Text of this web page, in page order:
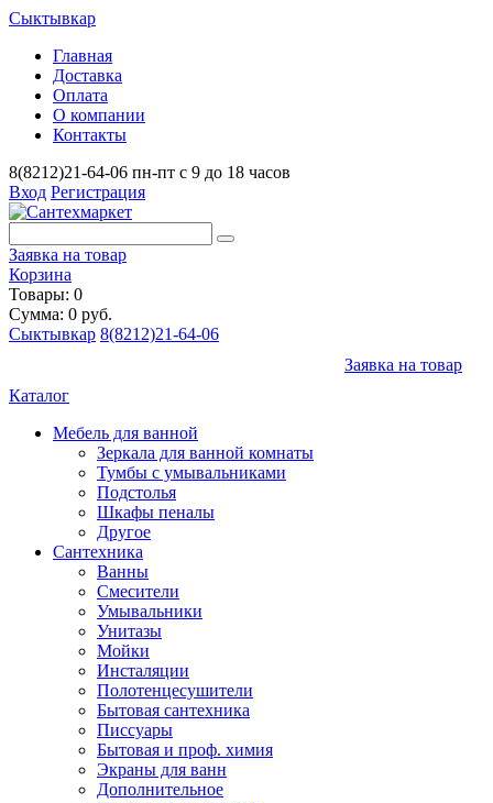
Сыктывкар
Главная
Доставка
Оплата
О компании
Контакты
8(8212)21-64-06 пн-пт с 9 до 18 часов
Вход Регистрация
Заявка на товар
Корзина
Товары: 0
Сумма: 0 руб.
Сыктывкар 8(8212)21-64-06
Заявка на товар
Каталог
Мебель для ванной
Зеркала для ванной комнаты
Тумбы с умывальниками
Подстолья
Шкафы пеналы
Другое
Сантехника
Ванны
Смесители
Умывальники
Унитазы
Мойки
Инсталяции
Полотенцесушители
Бытовая сантехника
Писсуары
Бытовая и проф. химия
Экраны для ванн
Дополнительное